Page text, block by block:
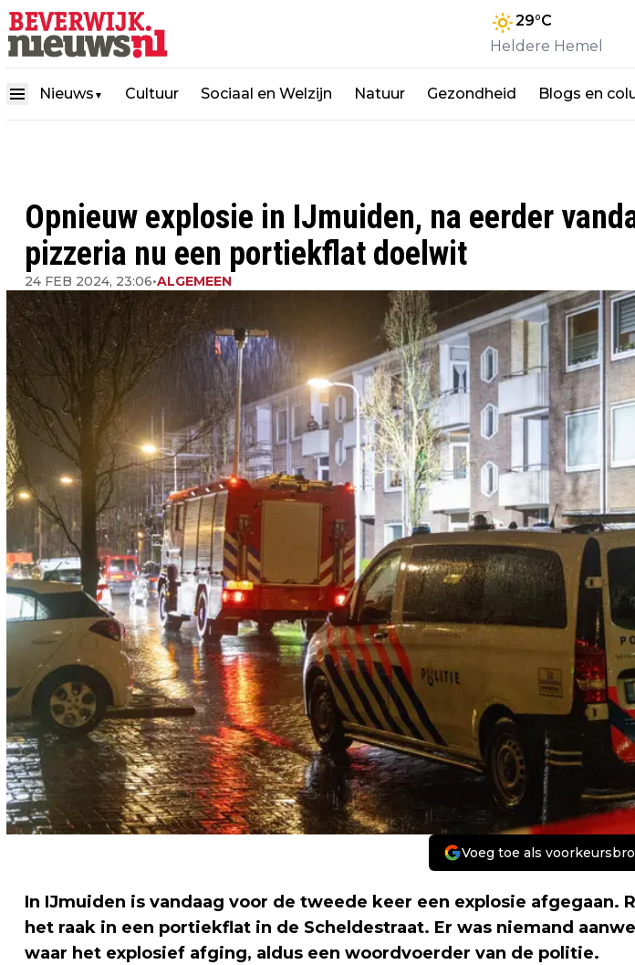
29°C
Heldere Hemel
Nieuws ▼ Cultuur Sociaal en Welzijn Natuur Gezondheid Blogs en
Opnieuw explosie in IJmuiden, na eerder
pizzeria nu een portiekflat doelwit
24 FEB 2024, 23:06•ALGEMEEN
Voeg toe als
In IJmuiden is vandaag voor de tweede keer een explosie afgegaan.
het raak in een portiekflat in de Scheldestraat. Er was niemand
waar het explosief afging, aldus een woordvoerder van de politie.